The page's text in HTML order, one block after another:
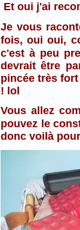
Et oui j'ai
Je vous
fois, oui oui,
c'est à peu
devrait être
pincée très
! lol
Vous allez
pouvez le
donc voilà